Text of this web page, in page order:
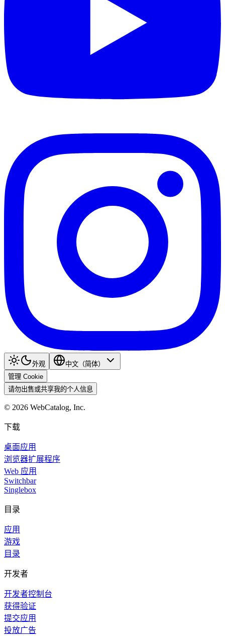
外观
中文（简体）
管理 Cookie
请勿出售或共享我的个人信息
© 2026 WebCatalog, Inc.
下载
桌面应用
浏览器扩展程序
Web 应用
Switchbar
Singlebox
目录
应用
游戏
目录
开发者
开发者控制台
获得验证
提交应用
投放广告